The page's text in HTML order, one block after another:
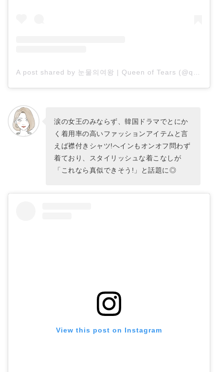
涙の女王のみならず、韓国ドラマでとにか
く着用率の高いファッションアイテムと言
えば襟付きシャツ!へインもオンオフ問わず
着ており、スタイリッシュな着こなしが
「これなら真似できそう!」と話題に◎
View this post on Instagram